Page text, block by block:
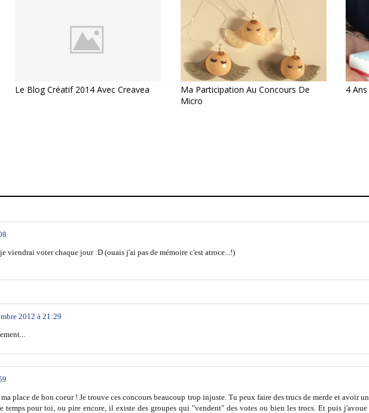
Le Blog Créatif 2014 Avec Creavea
Ma Participation Au Concours De
Micro
4 Ans
viendrai voter chaque jour :D (ouais j'ai pas de mémoire c'est atroce...!)
2012 à 21:29
place de bon coeur ! Je trouve ces concours beaucoup trop injuste. Tu peux faire des trucs de merde et avoir
pour toi, ou pire encore, il existe des groupes qui "vendent" des votes ou bien les trocs. Et puis j'avoue